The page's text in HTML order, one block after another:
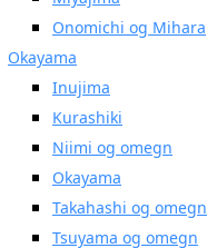
Onomichi og Mihara
Okayama
Inujima
Kurashiki
Niimi og omegn
Okayama
Takahashi og omegn
Tsuyama og omegn